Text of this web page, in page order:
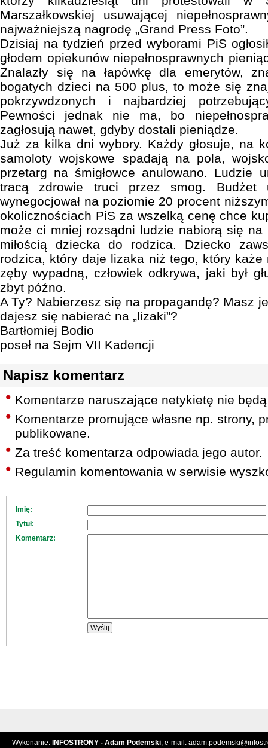
Marszałkowskiej usuwającej
najważniejszą nagrodę „Grand Press Foto”.
Dzisiaj na tydzień przed wyborami PiS
głodem opiekunów niepełnosprawnych
Znalazły się na łapówkę dla emerytów,
bogatych dzieci na 500 plus, to może się
pokrzywdzonych i najbardziej
Pewności jednak nie ma, bo
zagłosują nawet, gdyby dostali pieniądze.
Już za kilka dni wybory. Każdy głosuje, na
samoloty wojskowe spadają na pola,
przetarg na śmigłowce anulowano. Ludzie
tracą zdrowie truci przez smog. Budżet
wynegocjował na poziomie 20 procent
okolicznościach PiS za wszelką cenę chce
może ci mniej rozsądni ludzie nabiorą się
miłością dziecka do rodzica. Dziecko
rodzica, który daje lizaka niż tego, który
zęby wypadną, człowiek odkrywa, jaki był
zbyt późno.
A Ty? Nabierzesz się na propagandę? Masz
dajesz się nabierać na „lizaki”?
Bartłomiej Bodio
poseł na Sejm VII Kadencji
Napisz komentarz
Komentarze naruszające netykietę nie
Komentarze promujące własne np. strony,
publikowane.
Za treść komentarza odpowiada jego autor.
Regulamin komentowania w serwisie
Imię:
Tytuł:
Komentarz:
Wykonanie: INFOSTRONY - Adam Podemski, e-mail: